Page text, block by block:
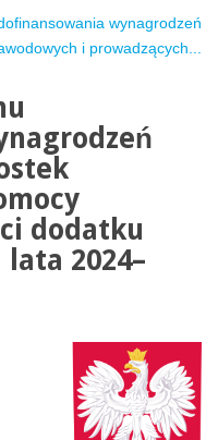
wynagrodzeń
i prowadzących...
dodatku
2024–